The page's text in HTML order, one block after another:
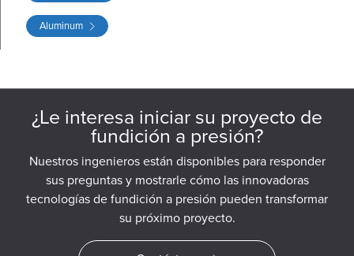
Aluminum
¿Le interesa iniciar su proyecto de
fundición a presión?
Nuestros ingenieros están disponibles para responder
sus preguntas y mostrarle cómo las innovadoras
tecnologías de fundición a presión pueden transformar
su próximo proyecto.